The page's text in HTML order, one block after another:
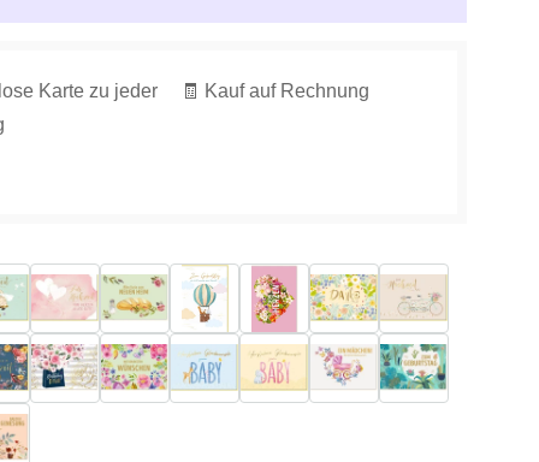
Karte zu jeder
🧾 Kauf auf Rechnung